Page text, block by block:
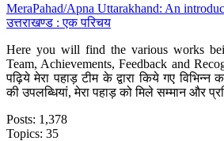
MeraPahad/Apna Uttarakhand: An
उत्तराखण्ड : एक परिचय
Here you will find the various works
Team, Achievements, Feedback and
पढ़िये मेरा पहाड़ टीम के द्वारा किये गए विभिन्न
की उपलब्धियां, मेरा पहाड़ को मिले सम्मान और
Posts: 1,378
Topics: 35